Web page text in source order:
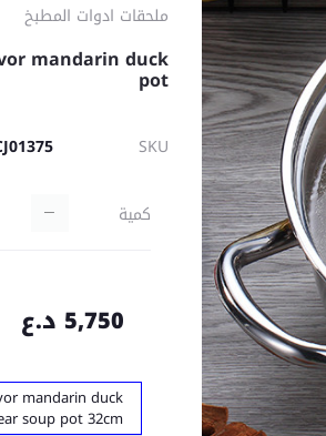
ملحقات ادوات المطبخ
mandarin duck
pot
SKU
كمية
5,750 د.ع
mandarin duck
soup pot 32cm